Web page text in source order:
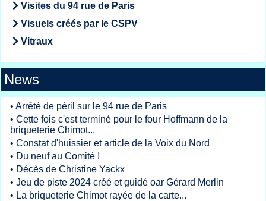
Visites du 94 rue de Paris
Visuels créés par le CSPV
Vitraux
News
• Arrêté de péril sur le 94 rue de Paris
• Cette fois c'est terminé pour le four Hoffmann de la
briqueterie Chimot...
• Constat d'huissier et article de la Voix du Nord
• Du neuf au Comité !
• Décès de Christine Yackx
• Jeu de piste 2024 créé et guidé oar Gérard Merlin
• La briqueterie Chimot rayée de la carte...